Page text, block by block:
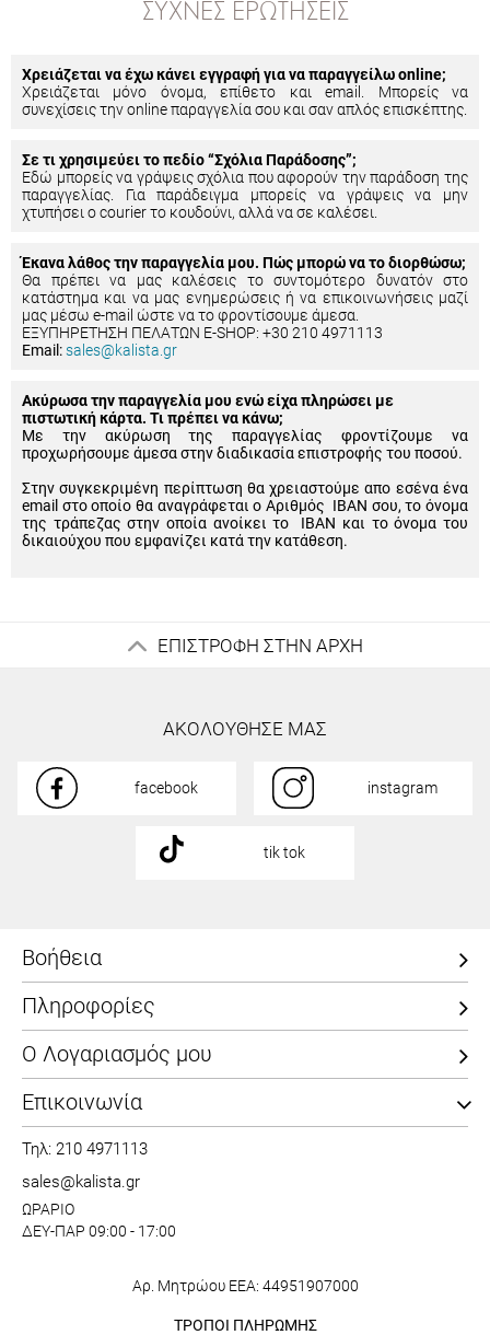
ΣΥΧΝΈΣ ΕΡΩΤΉΣΕΙΣ
Χρειάζεται να έχω κάνει εγγραφή για να παραγγείλω online;
Χρειάζεται μόνο όνομα, επίθετο και email. Μπορείς να
συνεχίσεις την online παραγγελία σου και σαν απλός επισκέπτης.
Σε τι χρησιμεύει το πεδίο “Σχόλια Παράδοσης”;
Εδώ μπορείς να γράψεις σχόλια που αφορούν την παράδοση της
παραγγελίας. Για παράδειγμα μπορείς να γράψεις να μην
χτυπήσει ο courier το κουδούνι, αλλά να σε καλέσει.
Έκανα λάθος την παραγγελία μου. Πώς μπορώ να το διορθώσω;
Θα πρέπει να μας καλέσεις το συντομότερο δυνατόν στο
κατάστημα και να μας ενημερώσεις ή να επικοινωνήσεις μαζί
μας μέσω e-mail ώστε να το φροντίσουμε άμεσα.
ΕΞΥΠΗΡΕΤΗΣΗ ΠΕΛΑΤΩΝ E-SHOP: +30 210 4971113
Email:sales@kalista.gr
Ακύρωσα την παραγγελία μου ενώ είχα πληρώσει με
πιστωτική κάρτα. Τι πρέπει να κάνω;
Με την ακύρωση της παραγγελίας φροντίζουμε να
προχωρήσουμε άμεσα στην διαδικασία επιστροφής του ποσού.
Στην συγκεκριμένη περίπτωση θα χρειαστούμε απο εσένα ένα
email στο οποίο θα αναγράφεται ο Αριθμός IBAN σου, το όνομα
της τράπεζας στην οποία ανοίκει το IBAN και το όνομα του
δικαιούχου που εμφανίζει κατά την κατάθεση.
ΕΠΙΣΤΡΟΦΗ ΣΤΗΝ ΑΡΧΗ
ΑΚΟΛΟΥΘΗΣΕ ΜΑΣ
facebook instagram
tik tok
Βοήθεια
Πληροφορίες
Ο Λογαριασμός μου
Επικοινωνία
Τηλ: 210 4971113
sales@kalista.gr
ΩΡΑΡΙΟ
ΔΕΥ-ΠΑΡ 09:00 - 17:00
Αρ. Μητρώου ΕΕΑ: 44951907000
ΤΡΟΠΟΙ ΠΛΗΡΩΜΗΣ